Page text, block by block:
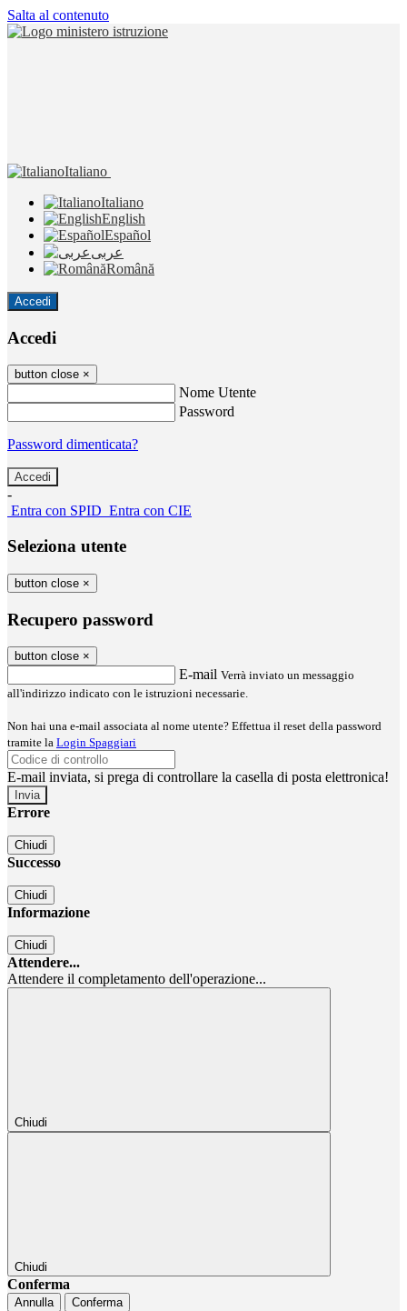
Salta al contenuto
Italiano
Italiano
English
Español
عربى
Română
Accedi
Accedi
button close ×
Nome Utente
Password
Password dimenticata?
-
Entra con SPID Entra con CIE
Seleziona utente
button close ×
Recupero password
button close ×
E-mail Verrà inviato un messaggio
all'indirizzo indicato con le istruzioni necessarie.
Non hai una e-mail associata al nome utente? Effettua il reset della password
tramite la Login Spaggiari
E-mail inviata, si prega di controllare la casella di posta elettronica!
Errore
Chiudi
Successo
Chiudi
Informazione
Chiudi
Attendere...
Attendere il completamento dell'operazione...
Chiudi
Chiudi
Conferma
Annulla Conferma